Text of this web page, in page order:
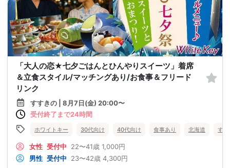
「大人の恋★七夕ごはんとひんやりスイーツ」着席
＆立食スタイル/マッチングあり/お食事＆フリード
リンク
すすきの | 8月7日(金) 20:00〜
受付終了まで24時間
ホワイトキー 30代向け 40代向け 食事あり 北海道 す
女性 受付中 22〜41歳 1,000円
男性 受付中 23〜42歳 4,300円